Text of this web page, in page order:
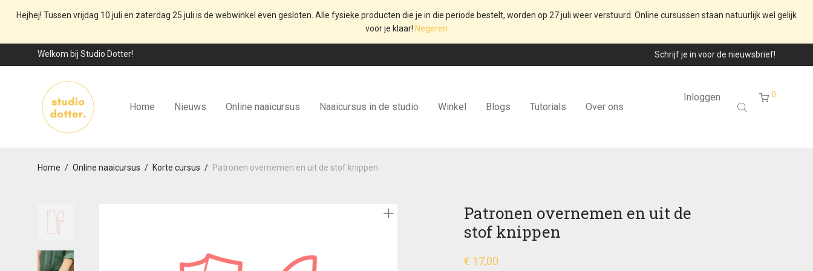
Hejhej! Tussen vrijdag 10 juli en zaterdag 25 juli is de webwinkel even gesloten. Alle fysieke producten die je in die periode bestelt, worden op 27 juli weer verstuurd. Online cursussen staan natuurlijk wel gelijk
voor je klaar! Negeren
Welkom bij Studio Dotter! Schrijf je in voor de nieuwsbrief!
Home Nieuws Online naaicursus Naaicursus in de studio Winkel Blogs Tutorials Over ons
Inloggen 0
Home / Online naaicursus / Korte cursus / Patronen overnemen en uit de stof knippen
Patronen overnemen en uit de
stof knippen
€ 17,00